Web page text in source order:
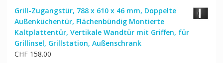
Grill-Zugangstür, 788 x 610 x 46 mm, Doppelte
Außenküchentür, Flächenbündig Montierte
Kaltplattentür, Vertikale Wandtür mit Griffen, für
Grillinsel, Grillstation, Außenschrank
CHF158.00